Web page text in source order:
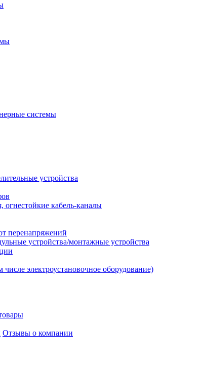
системы
устройства
кабель-каналы
перенапряжений
устройства/монтажные устройства
электроустановочное оборудование)
Отзывы о компании